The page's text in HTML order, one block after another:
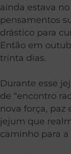
ainda estava
pensamentos
drástico para
Então em
trinta dias.
Durante esse
de “encontro
nova força, paz
jejum que
caminho para a